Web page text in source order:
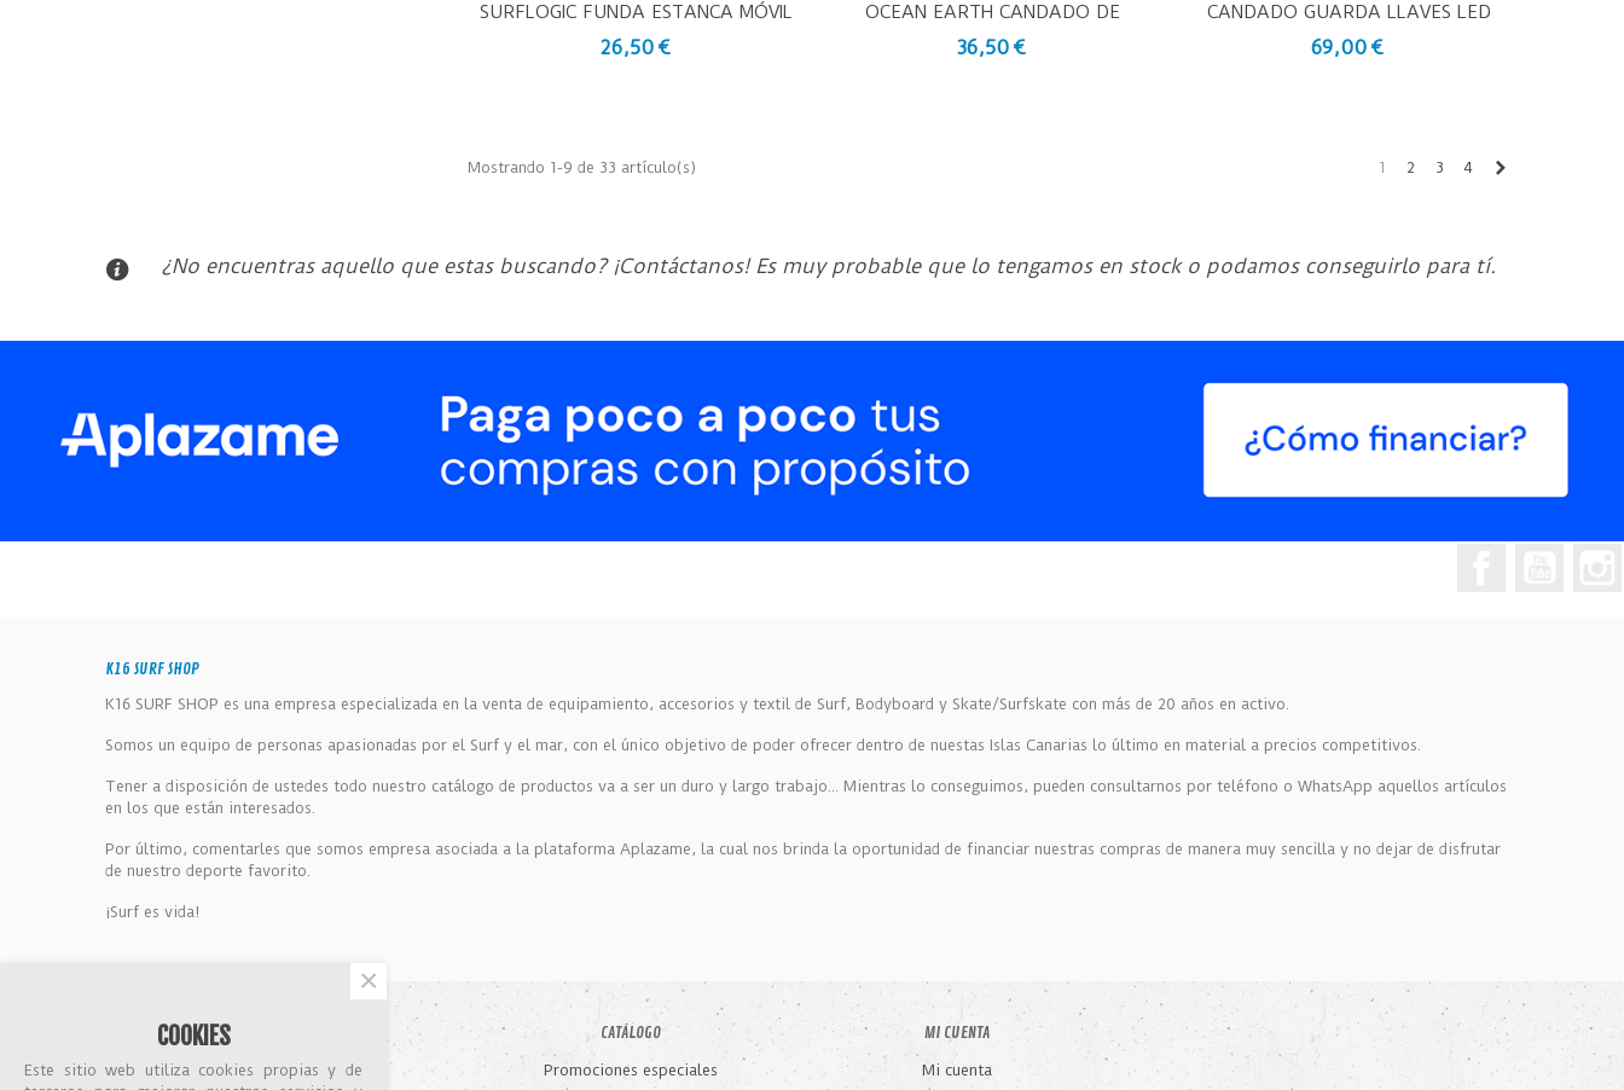
Vista Rápida
SURFLOGIC FUNDA ESTANCA MÓVIL
AZUL
26,50 €
Vista Rápida
OCEAN EARTH CANDADO DE
SEGURIDAD COMPACTO
36,50 €
Vista Rápida
CANDADO GUARDA LLAVES LED
LIGHT
69,00 €
Mostrando 1-9 de 33 artículo(s) 1 2 3 4
¿No encuentras aquello que estas buscando? ¡Contáctanos! Es muy probable que lo tengamos en stock o podamos conseguirlo para tí.
K16 SURF SHOP
K16 SURF SHOP es una empresa especializada en la venta de equipamiento, accesorios y textil de Surf, Bodyboard y Skate/Surfskate con más de 20 años en activo.
Somos un equipo de personas apasionadas por el Surf y el mar, con el único objetivo de poder ofrecer dentro de nuestas Islas Canarias lo último en material a precios competitivos.
Tener a disposición de ustedes todo nuestro catálogo de productos va a ser un duro y largo trabajo... Mientras lo conseguimos, pueden consultarnos por teléfono o WhatsApp aquellos artículos
en los que están interesados.
Por último, comentarles que somos empresa asociada a la plataforma Aplazame, la cual nos brinda la oportunidad de financiar nuestras compras de manera muy sencilla y no dejar de disfrutar
de nuestro deporte favorito.
¡Surf es vida!
Nuestras tiendas
CATÁLOGO
Promociones especiales
MI CUENTA
Mi cuenta
COOKIES
Este sitio web utiliza cookies propias y de
×